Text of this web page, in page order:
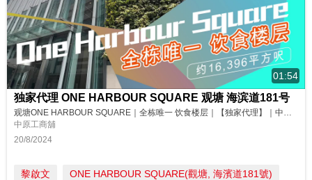
01:54
独家代理 ONE HARBOUR SQUARE 观塘 海滨道181号
中原工商舖
20/8/2024
黎啟文
ONE HARBOUR SQUARE(觀塘, 海濱道181號)